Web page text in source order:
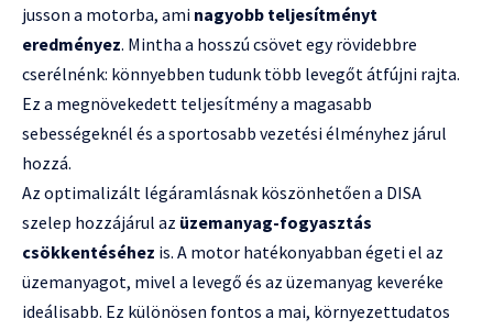
jusson a motorba, ami nagyobb teljesítményt
eredményez. Mintha a hosszú csövet egy rövidebbre
cserélnénk: könnyebben tudunk több levegőt átfújni rajta.
Ez a megnövekedett teljesítmény a magasabb
sebességeknél és a sportosabb vezetési élményhez járul
hozzá.
Az optimalizált légáramlásnak köszönhetően a DISA
szelep hozzájárul az üzemanyag-fogyasztás
csökkentéséhez is. A motor hatékonyabban égeti el az
üzemanyagot, mivel a levegő és az üzemanyag keveréke
ideálisabb. Ez különösen fontos a mai, környezettudatos